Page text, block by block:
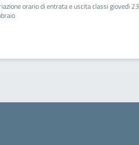
orario di entrata e uscita classi giovedì 23